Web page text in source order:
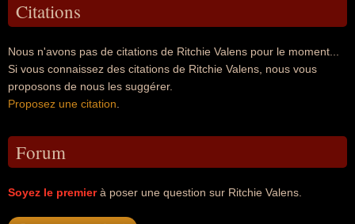
Citations
Nous n'avons pas de citations de Ritchie Valens pour le moment...
Si vous connaissez des citations de Ritchie Valens, nous vous
proposons de nous les suggérer.
Proposez une citation
Forum
Soyez le premierà poser une question sur Ritchie Valens.